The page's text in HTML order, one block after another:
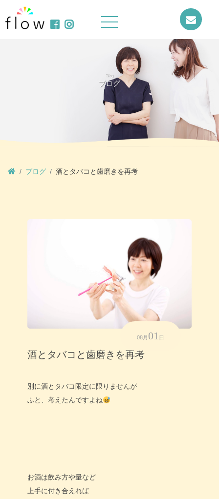
Blog
ブログ
ブログ 酒とタバコと歯磨きを再考
08月 01 日
酒とタバコと歯磨きを再考
別に酒とタバコ限定に限りませんが
ふと、考えたんですよね
お酒は飲み方や量など
上手に付き合えれば